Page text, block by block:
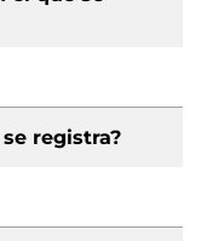
registra?